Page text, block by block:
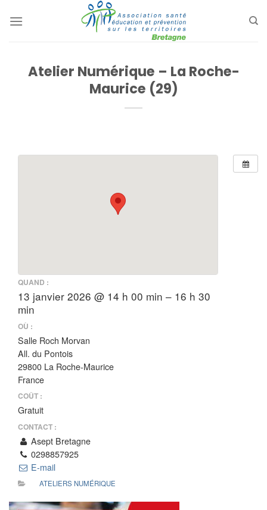
au
Atelier Numérique – La Roche-
Maurice (29)
QUAND :
13 janvier 2026 @ 14 h 00 min – 16 h 30
min
OÙ :
Salle Roch Morvan
All. du Pontois
29800 La Roche-Maurice
France
COÛT :
Gratuit
CONTACT :
Asept Bretagne
0298857925
E-mail
ATELIERS NUMÉRIQUE